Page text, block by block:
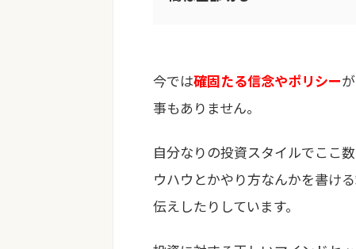
今では確固たる信念やポリシー
事もありません。
自分なりの投資スタイルでここ
ウハウとかやり方なんかを書け
伝えしたりしています。